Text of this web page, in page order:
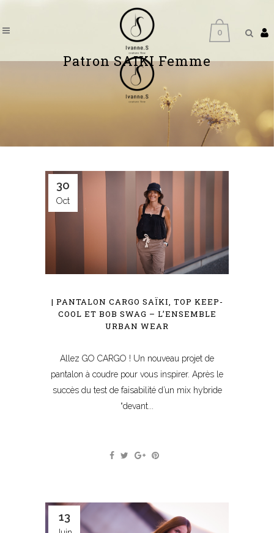
0
Patron SAIKI Femme
30
Oct
| PANTALON CARGO SAÏKI, TOP KEEP-
COOL ET BOB SWAG – L’ENSEMBLE
URBAN WEAR
Allez GO CARGO ! Un nouveau projet de
pantalon à coudre pour vous inspirer. Après le
succès du test de faisabilité d’un mix hybride
“devant...
13